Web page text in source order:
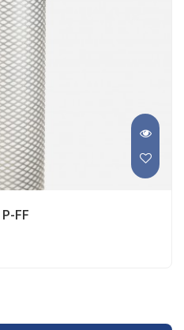
FF